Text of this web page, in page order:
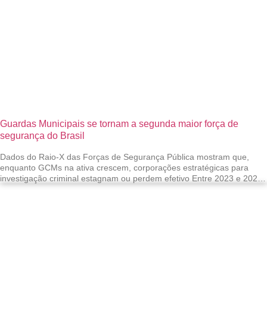
Guardas Municipais se tornam a segunda maior força de
segurança do Brasil
Dados do Raio-X das Forças de Segurança Pública mostram que,
enquanto GCMs na ativa crescem, corporações estratégicas para
investigação criminal estagnam ou perdem efetivo Entre 2023 e 2025,